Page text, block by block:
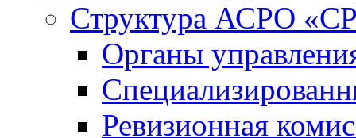
Структура АСРО
Органы
Ревизионная